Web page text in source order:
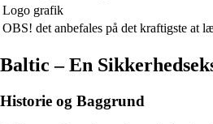
Logo grafik
OBS! det anbefales på det kraftigste at
Baltic – En
Historie og Baggrund